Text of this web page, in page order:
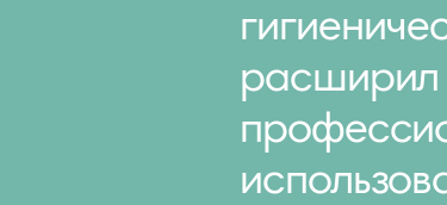
расширил